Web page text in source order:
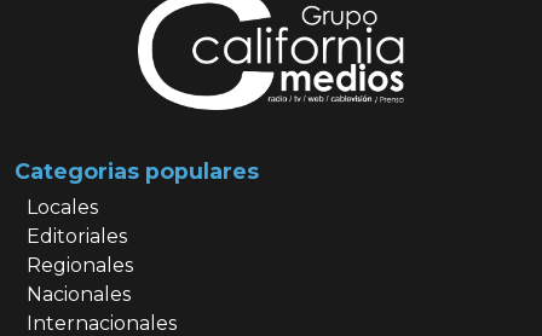
Categorias populares
Locales
Editoriales
Regionales
Nacionales
Internacionales